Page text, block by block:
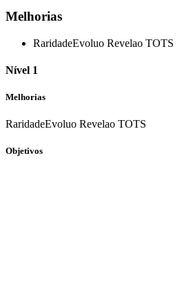
Melhorias
RaridadeEvoluo Revelao TOTS
Nível 1
Melhorias
RaridadeEvoluo Revelao TOTS
Objetivos